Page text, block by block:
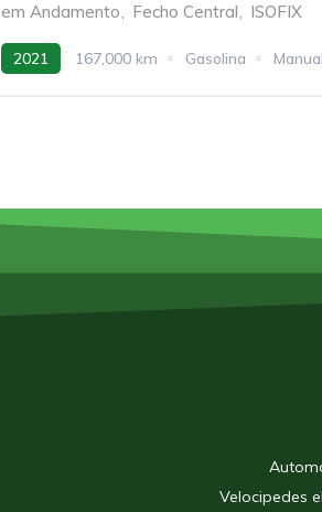
em Andamento, Fecho Central, ISOFIX
2021 167,000 km Gasolina
Velocipedes